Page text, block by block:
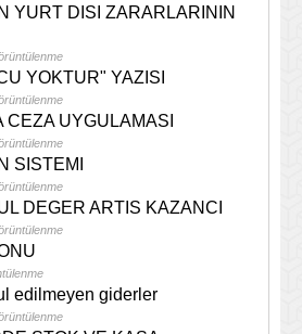
YURT DISI ZARARLARININ
YOKTUR" YAZISI
CEZA UYGULAMASI
SISTEMI
DEGER ARTIS KAZANCI
edilmeyen giderler